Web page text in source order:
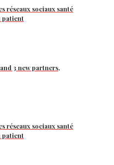
réseaux sociaux santé
patient
3 new partners,
réseaux sociaux santé
patient